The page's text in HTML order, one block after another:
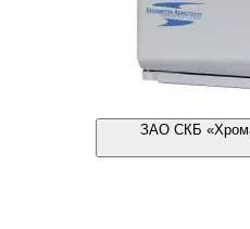
ЗАО СКБ